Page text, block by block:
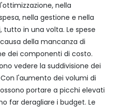
nella
nella gestione e nella
in una volta. Le spese
della mancanza di
dei componenti di costo.
vedere la suddivisione dei
l'aumento dei volumi di
portare a picchi elevati
far deragliare i budget. Le